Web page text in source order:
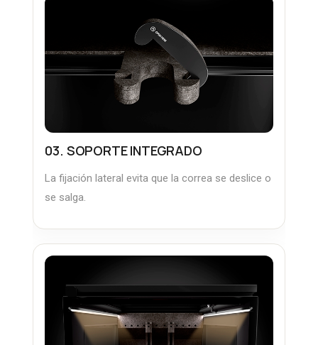
03. SOPORTE INTEGRADO
La fijación lateral evita que la correa se deslice o
se salga.